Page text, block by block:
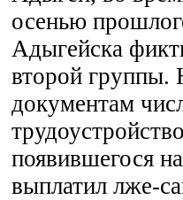
осенью
Адыгейска
второй группы.
документам
появившегося
выплатил лже-